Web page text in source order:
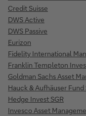
Credit Suisse
DWS Active
DWS Passive
Eurizon
Fidelity International
Franklin Templeton
Goldman Sachs Asset
Hauck & Aufhäuser Fund
Hedge Invest SGR
Invesco Asset